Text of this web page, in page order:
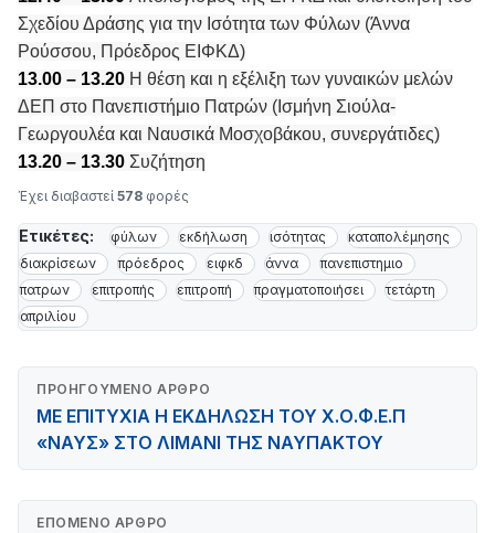
Σχεδίου Δράσης για την Ισότητα των Φύλων (Άννα
Ρούσσου, Πρόεδρος ΕΙΦΚΔ)
13.00 – 13.20 Η θέση και η εξέλιξη των γυναικών μελών
ΔΕΠ στο Πανεπιστήμιο Πατρών (Ισμήνη Σιούλα-
Γεωργουλέα και Ναυσικά Μοσχοβάκου, συνεργάτιδες)
13.20 – 13.30 Συζήτηση
Έχει διαβαστεί 578 φορές
Ετικέτες: φύλων εκδήλωση ισότητας
καταπολέμησης
διακρίσεων
πρόεδρος ειφκδ άννα
πανεπιστημιο
πατρων
επιτροπής επιτροπή πραγματοποιήσει
τετάρτη
απριλίου
ΠΡΟΗΓΟΎΜΕΝΟ ΆΡΘΡΟ
ΜΕ ΕΠΙΤΥΧΙΑ Η ΕΚΔΗΛΩΣΗ ΤΟΥ Χ.Ο.Φ.Ε.Π
«ΝΑΥΣ» ΣΤΟ ΛΙΜΑΝΙ ΤΗΣ ΝΑΥΠΑΚΤΟΥ
ΕΠΌΜΕΝΟ ΆΡΘΡΟ